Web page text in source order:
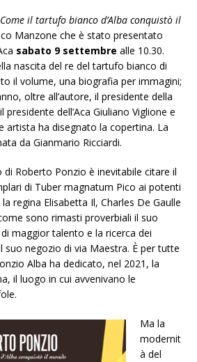
il tartufo bianco d’Alba conquistò il
Manzone che è stato presentato
sabato 9 settembre alle 10.30.
nascita del re del tartufo bianco di
il volume, una biografia per immagini;
oltre all’autore, il presidente della
presidente dell’Aca Giuliano Viglione e
artista ha disegnato la copertina. La
da Gianmario Ricciardi.
Roberto Ponzio è inevitabile citare il
di Tuber magnatum Pico ai potenti
regina Elisabetta Il, Charles De Gaulle
sono rimasti proverbiali il suo
di maggior talento e la ricerca dei
suo negozio di via Maestra. È per tutte
Alba ha dedicato, nel 2021, la
il luogo in cui avvenivano le
.
Ma la
modernit
à del